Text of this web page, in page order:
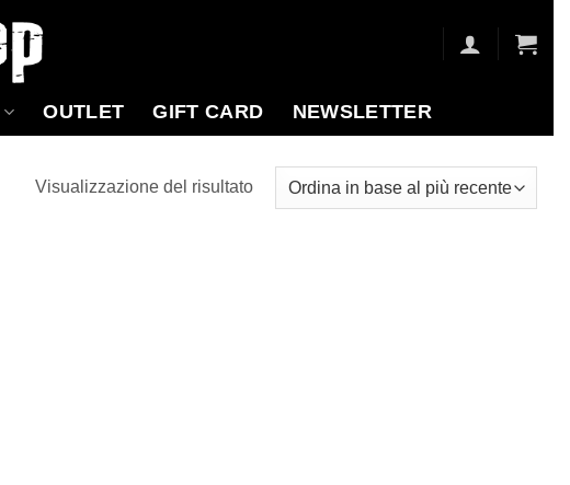
OUTLET GIFT CARD NEWSLETTER
Visualizzazione del risultato